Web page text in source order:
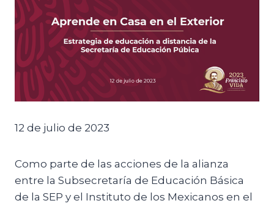
12 de julio de 2023
Como parte de las acciones de la alianza
entre la Subsecretaría de Educación Básica
de la SEP y el Instituto de los Mexicanos en el